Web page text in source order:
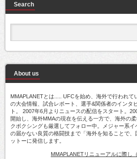
Search
About us
MMAPLANETとは..... UFCを始め、海外で行われて
の大会情報、試合レポート、選手&関係者のインタ
ト。 2007年6月よりニュースの配信をスタート。
開始し、海外MMAの現在を伝える一方で、海外の
クボクシングも厳選してフォロー中。メジャー系
の届かない良質の格闘技まで「海外を知ることで
ットーに発信します。
MMAPLANETリニューアルに際し